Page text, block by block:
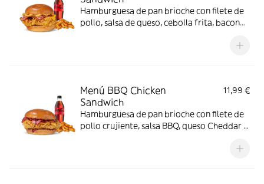
Hamburguesa de pan brioche con filete de
pollo, salsa de queso, cebolla frita, bacon
Menú BBQ Chicken
Sandwich
11,99 €
Hamburguesa de pan brioche con filete de
pollo crujiente, salsa BBQ, queso Cheddar y